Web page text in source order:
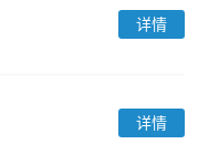
详情
详情